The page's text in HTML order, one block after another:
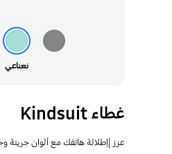
غطاء Kindsuit
عزز |إطلالة هاتفك مع ألوان جريئة
نعناعي